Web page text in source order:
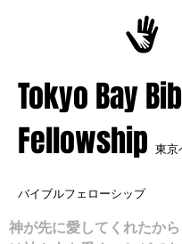
​Tokyo Bay
Fellowship 東京
バイブルフェローシップ
神が先に愛してくれたか